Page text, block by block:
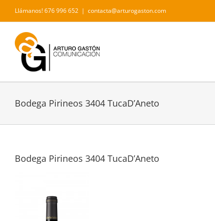
contenido
Llámanos! 676 996 652 | contacta@arturogaston.com
Bodega Pirineos 3404 TucaD’Aneto
Bodega Pirineos 3404 TucaD’Aneto